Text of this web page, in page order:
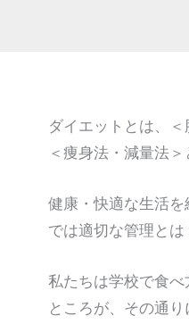
ダイエットとは、
＜痩身法・減量法＞
健康・快適な生活を
では適切な管理とは
私たちは学校で食べ
ところが、その通